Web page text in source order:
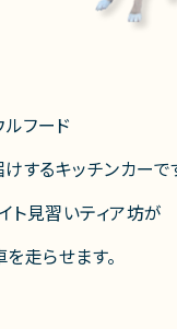
ルフード
するキッチンカーで
ト見習いティア坊が
走らせます。